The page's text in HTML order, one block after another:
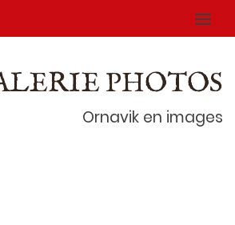
PHOTOS
Ornavik en images